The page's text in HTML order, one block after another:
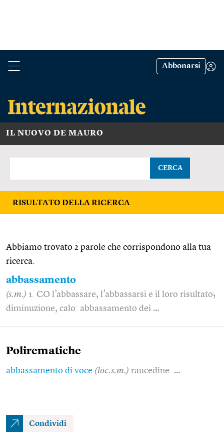
Abbonarsi
IL NUOVO DE MAURO
CERCA
RISULTATO DELLA RICERCA
Abbiamo trovato 2 parole che corrispondono alla tua
ricerca.
abbassamento
(s.m.) 1. CO l’abbassare, l’abbassarsi e il loro risultato;
diminuzione, calo: abbassamento dei …
Polirematiche
abbassamento di voce (loc.s.m.) raucedine. …
Condividi